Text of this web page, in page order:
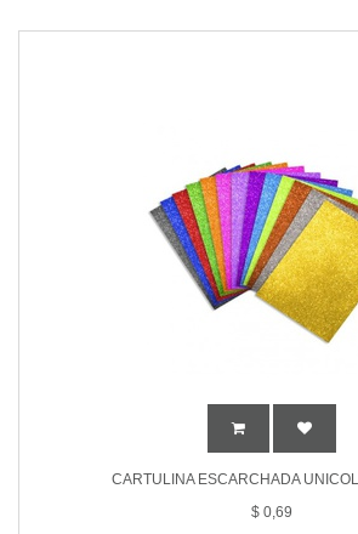
CARTULINA ESCARCHADA
$ 0,69